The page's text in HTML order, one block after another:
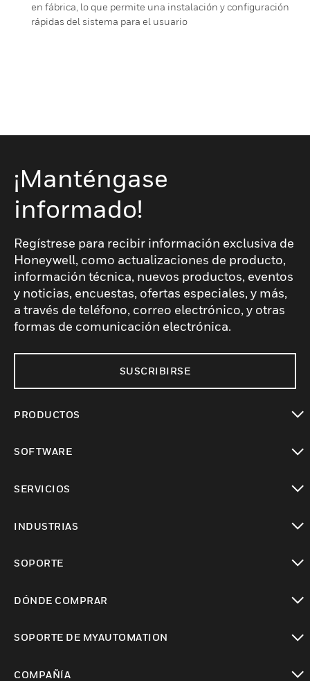
en fábrica, lo que permite una instalación y configuración
rápidas del sistema para el usuario
¡Manténgase
informado!
Regístrese para recibir información exclusiva de
Honeywell, como actualizaciones de producto,
información técnica, nuevos productos, eventos
y noticias, encuestas, ofertas especiales, y más,
a través de teléfono, correo electrónico, y otras
formas de comunicación electrónica.
SUSCRIBIRSE
PRODUCTOS
SOFTWARE
SERVICIOS
INDUSTRIAS
SOPORTE
DÓNDE COMPRAR
SOPORTE DE MYAUTOMATION
COMPAÑÍA